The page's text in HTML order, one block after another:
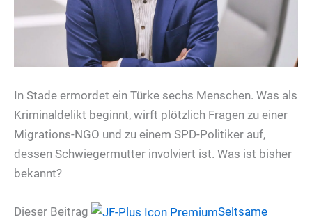
In Stade ermordet ein Türke sechs Menschen. Was als
Kriminaldelikt beginnt, wirft plötzlich Fragen zu einer
Migrations-NGO und zu einem SPD-Politiker auf,
dessen Schwiegermutter involviert ist. Was ist bisher
bekannt?
Dieser Beitrag
Seltsame